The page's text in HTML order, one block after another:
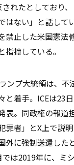
れたとしており
はない」と話して
禁止した米国憲法
指摘している。
ンプ大統領は、不
と着手。ICEは23
表。同政権の報道
罪者」とX上で説
外に強制送還した
では2019年に、ミ